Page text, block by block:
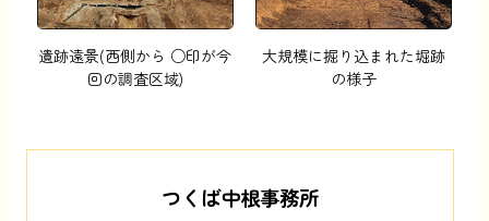
遺跡遠景(西側から ○印が今
回の調査区域)
大規模に掘り込まれた堀跡
の様子
つくば中根事務所